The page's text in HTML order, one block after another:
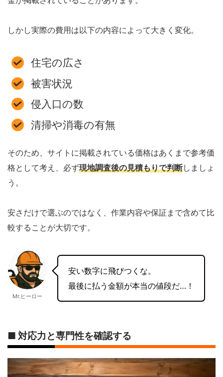
しかし実際の費用は以下の内容によって大きく変化。
住宅の広さ
被害状況
侵入口の数
清掃や消毒の有無
そのため、サイトに掲載されている価格はあくまで参考価
格として考え、必ず現地調査後の見積もりで判断しましょ
う。
安さだけで選ぶのではなく、作業内容や保証まで含めて比
較することが大切です。
Mr.ヒーロー
安い数字に飛びつくな。
最後に払う金額が本当の値段だ…！
■ 対応力と専門性を確認する